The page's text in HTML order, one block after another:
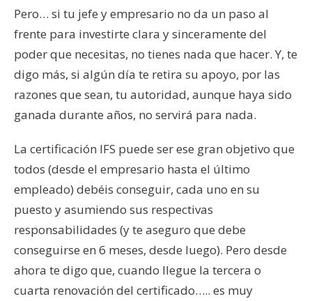
Pero… si tu jefe y empresario no da un paso al
frente para investirte clara y sinceramente del
poder que necesitas, no tienes nada que hacer. Y, te
digo más, si algún día te retira su apoyo, por las
razones que sean, tu autoridad, aunque haya sido
ganada durante años, no servirá para nada.
La certificación IFS puede ser ese gran objetivo que
todos (desde el empresario hasta el último
empleado) debéis conseguir, cada uno en su
puesto y asumiendo sus respectivas
responsabilidades (y te aseguro que debe
conseguirse en 6 meses, desde luego). Pero desde
ahora te digo que, cuando llegue la tercera o
cuarta renovación del certificado….. es muy